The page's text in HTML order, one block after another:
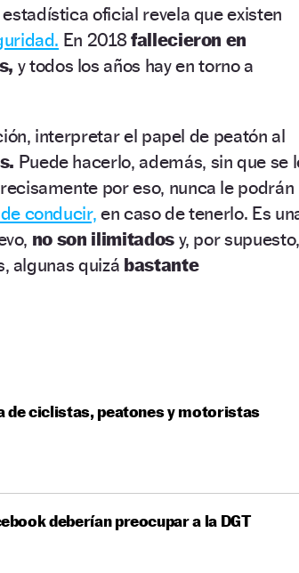
estadística oficial revela que existen
En 2018fallecieron en
y todos los años hay en torno a
interpretar el papel de peatón al
Puede hacerlo, además, sin que se
por eso, nunca le podrán
conducir,en caso de tenerlo. Es
no son ilimitadosy, por supuesto,
algunas quizá bastante
de ciclistas, peatones y motoristas
deberían preocupar a la DGT